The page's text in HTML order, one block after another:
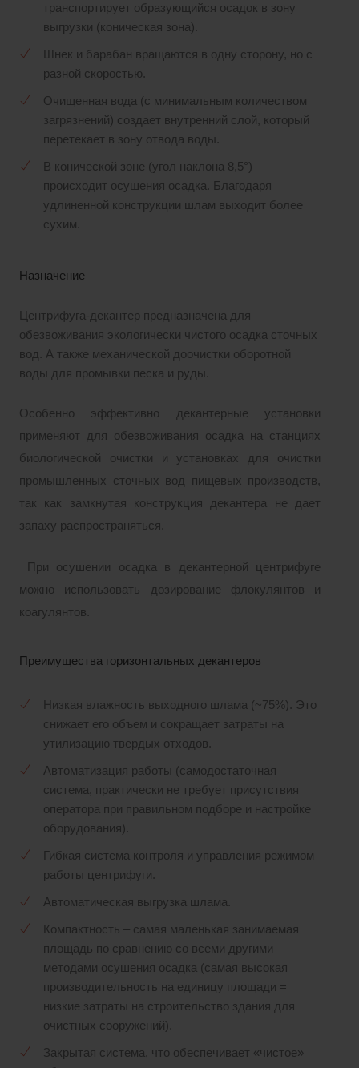
транспортирует образующийся осадок в зону
выгрузки (коническая зона).
Шнек и барабан вращаются в одну сторону, но с
разной скоростью.
Очищенная вода (с минимальным количеством
загрязнений) создает внутренний слой, который
перетекает в зону отвода воды.
В конической зоне (угол наклона 8,5°)
происходит осушения осадка. Благодаря
удлиненной конструкции шлам выходит более
сухим.
Назначение
Центрифуга-декантер предназначена для
обезвоживания экологически чистого осадка сточных
вод. А также механической доочистки оборотной
воды для промывки песка и руды.
Особенно эффективно декантерные установки
применяют для обезвоживания осадка на станциях
биологической очистки и установках для очистки
промышленных сточных вод пищевых производств,
так как замкнутая конструкция декантера не дает
запаху распространяться.
При осушении осадка в декантерной центрифуге
можно использовать дозирование флокулянтов и
коагулянтов.
Преимущества горизонтальных декантеров
Низкая влажность выходного шлама (~75%). Это
снижает его объем и сокращает затраты на
утилизацию твердых отходов.
Автоматизация работы (самодостаточная
система, практически не требует присутствия
оператора при правильном подборе и настройке
оборудования).
Гибкая система контроля и управления режимом
работы центрифуги.
Автоматическая выгрузка шлама.
Компактность – самая маленькая занимаемая
площадь по сравнению со всеми другими
методами осушения осадка (самая высокая
производительность на единицу площади =
низкие затраты на строительство здания для
очистных сооружений).
Закрытая система, что обеспечивает «чистое»